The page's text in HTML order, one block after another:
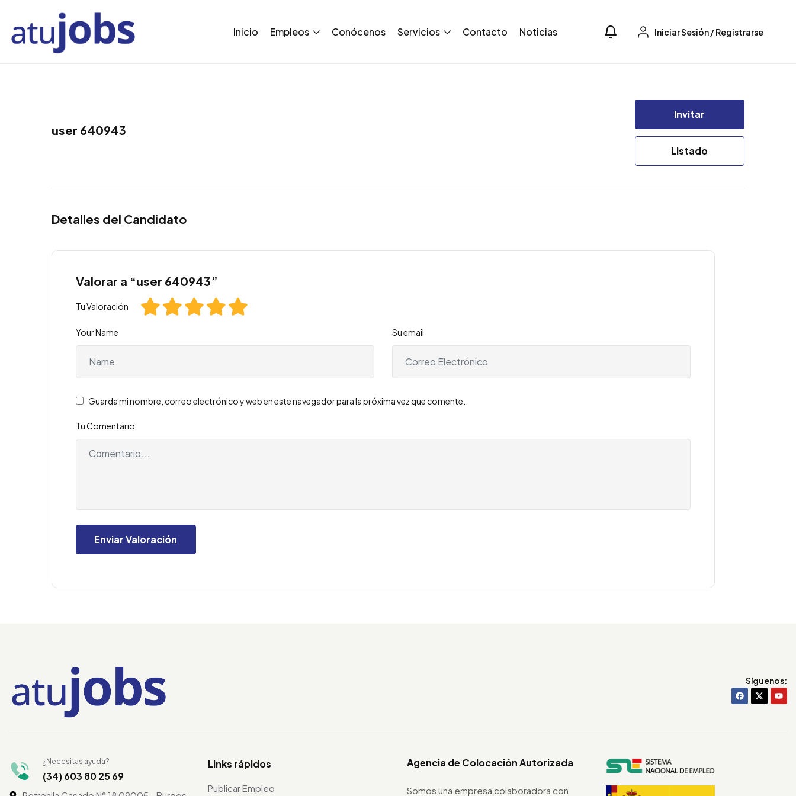
Inicio Empleos Conócenos Servicios Contacto Noticias Iniciar Sesión/Registrarse
user 640943
Invitar
Listado
Detalles del Candidato
Valorar a “user 640943”
Tu Valoración
Your Name Su email
Guarda mi nombre, correo electrónico y web en este navegador para la próxima vez que comente.
Tu Comentario
Síguenos:
¿Necesitas ayuda?
(34) 603 80 25 69
Links rápidos
Publicar Empleo
Agencia de Colocación Autorizada
Somos una empresa colaboradora con